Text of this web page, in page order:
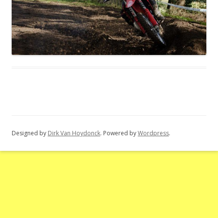
Designed by Dirk Van Hoydonck. Powered byWordpress.